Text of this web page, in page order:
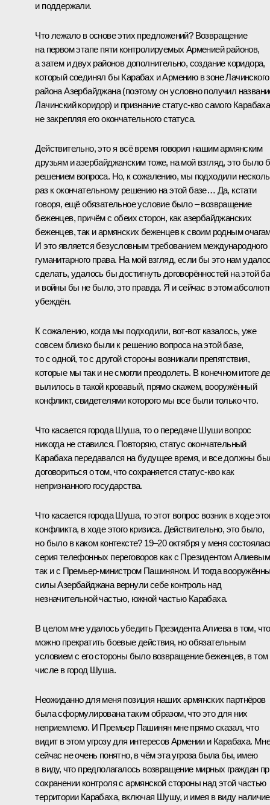
и поддержали.
Что лежало в основе этих предложений? Возвращение
на первом этапе пяти контролируемых Арменией районов,
а затем и двух районов дополнительно, создание коридора,
который соединял бы Карабах и Армению в зоне Лачинского
района Азербайджана (поэтому он условно получил
Лачинский коридор) и признание статус-кво самого
не закрепляя его окончательного статуса.
Действительно, это я всё время говорил нашим армянским
друзьям и азербайджанским тоже, на мой взгляд, это было
решением вопроса. Но, к сожалению, мы подходили
раз к окончательному решению на этой базе… Да, кстати
говоря, ещё обязательное условие было – возвращение
беженцев, причём с обеих сторон, как азербайджанских
беженцев, так и армянских беженцев к своим родным
И это является безусловным требованием международного
гуманитарного права. На мой взгляд, если бы это нам
сделать, удалось бы достигнуть договорённостей на этой
и войны бы не было, это правда. Я и сейчас в этом
убеждён.
К сожалению, когда мы подходили, вот-вот казалось, уже
совсем близко были к решению вопроса на этой базе,
то с одной, то с другой стороны возникали препятствия,
которые мы так и не смогли преодолеть. В конечном итоге
вылилось в такой кровавый, прямо скажем, вооружённый
конфликт, свидетелями которого мы все были только что.
Что касается города Шуша, то о передаче Шуши вопрос
никогда не ставился. Повторяю, статус окончательный
Карабаха передавался на будущее время, и все должны
договориться о том, что сохраняется статус-кво как
непризнанного государства.
Что касается города Шуша, то этот вопрос возник в ходе
конфликта, в ходе этого кризиса. Действительно, это было,
но было в каком контексте? 19–20 октября у меня
серия телефонных переговоров как с Президентом
так и с Премьер-министром Пашиняном. И тогда
силы Азербайджана вернули себе контроль над
незначительной частью, южной частью Карабаха.
В целом мне удалось убедить Президента Алиева в том, что
можно прекратить боевые действия, но обязательным
условием с его стороны было возвращение беженцев, в том
числе в город Шуша.
Неожиданно для меня позиция наших армянских партнёров
была сформулирована таким образом, что это для них
неприемлемо. И Премьер Пашинян мне прямо сказал, что
видит в этом угрозу для интересов Армении и Карабаха.
сейчас не очень понятно, в чём эта угроза была бы, имею
в виду, что предполагалось возвращение мирных граждан
сохранении контроля с армянской стороны над этой частью
территории Карабаха, включая Шушу, и имея в виду наличие